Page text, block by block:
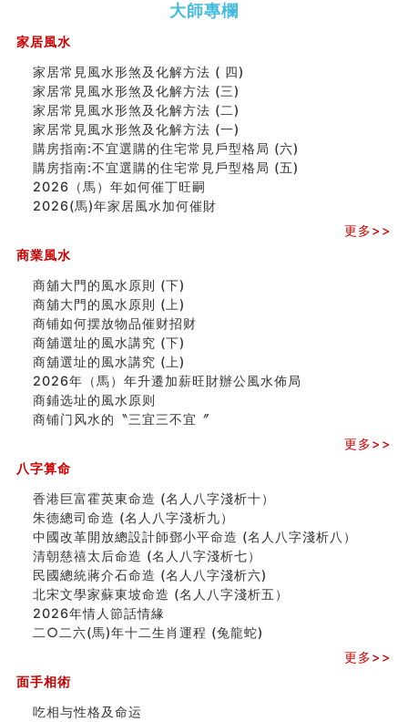
六爻測住宅風水 (五)
一篇文章解答八字命理所有困惑
汽车风水
姓名字义玄机藏凶吉
玄空本义(十)
六爻占卜预测考试结果
四墓库真诠
套房風水怎麼看？ 租屋風水禁忌有哪些？搬家禁忌要注
精选1500个五行属金的字
八字十神与坐基关系详解
人的面相看财运
玄空本义(八)
六爻算卦：测腹中胎儿是男是女
中國改革開放總設計師鄧小平命造 (名人八字淺析八）
测字（实例解释）
精选1000个五行属火的字
玄空本义(七)
刘燮鈞讲人相 手纹与命运(二)
极其旺夫的女人面相
居家風水懶人包！房子煞氣怎麼看？風水禁忌有哪些？有
這樣風水的房子別�
南半球的八字如何推排
玄空本义(六)
额相与命运
风水先生林琅仙的传说
从痣看相
姓名陰陽配置的凶吉
玄空本义 (五)
精选1500个五行属木的字
大師專欄
家居風水
家居常見風水形煞及化解方法 ( 四)
家居常見風水形煞及化解方法 (三)
家居常見風水形煞及化解方法 (二)
家居常見風水形煞及化解方法 (一)
購房指南:不宜選購的住宅常見戶型格局 (六)
購房指南:不宜選購的住宅常見戶型格局 (五)
2026（馬）年如何催丁旺嗣
2026(馬)年家居風水加何催財
更多>>
商業風水
商舖大門的風水原則 (下)
商舖大門的風水原則 (上)
商铺如何摆放物品催财招财
商舖選址的風水講究 (下)
商舖選址的風水講究 (上)
2026年（馬）年升遷加薪旺財辦公風水佈局
商鋪选址的風水原则
商铺门风水的〝三宜三不宜〞
更多>>
八字算命
香港巨富霍英東命造 (名人八字淺析十）
朱德總司命造 (名⼈⼋字淺析九）
中國改革開放總設計師鄧小平命造 (名人八字淺析八）
清朝慈禧太后命造 (名人八字淺析七）
民國總統蔣介石命造 (名人八字淺析六)
北宋文學家蘇東坡命造 (名人八字淺析五）
2026年情人節話情緣
二○二六(馬)年十二生肖運程 (兔龍蛇)
更多>>
面手相術
吃相与性格及命运